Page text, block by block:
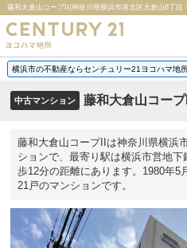
横浜市の不動産ならセンチュリー21ヨコハマ地
中古マンション 藤和大倉山コープII
藤和大倉山コープIIは神奈川県横浜
ションで、最寄り駅は横浜市営地
歩12分の距離にあります。1980年5
21戸のマンションです。